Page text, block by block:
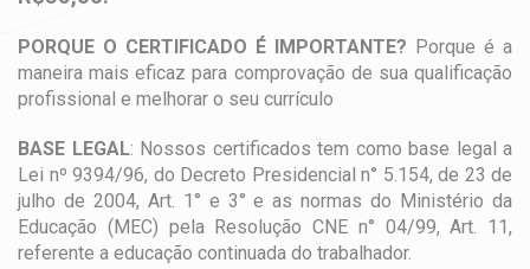
PORQUE O CERTIFICADO É IMPORTANTE? Porque é a
maneira mais eficaz para comprovação de sua qualificação
profissional e melhorar o seu currículo
BASE LEGAL: Nossos certificados tem como base legal a
Lei nº 9394/96, do Decreto Presidencial n° 5.154, de 23 de
julho de 2004, Art. 1° e 3° e as normas do Ministério da
Educação (MEC) pela Resolução CNE n° 04/99, Art. 11,
referente a educação continuada do trabalhador.